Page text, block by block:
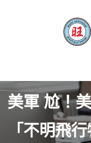
美軍 尬！
「不明飛